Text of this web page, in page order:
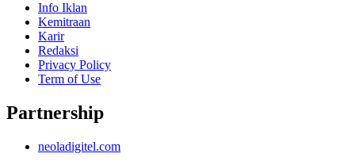
Info Iklan
Kemitraan
Karir
Redaksi
Privacy Policy
Term of Use
Partnership
neoladigitel.com